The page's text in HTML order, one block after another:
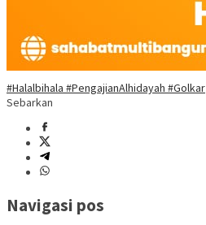
#Halalbihala #PengajianAlhidayah #Golkar
Sebarkan
Navigasi pos